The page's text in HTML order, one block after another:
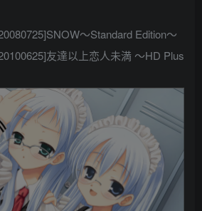
～Standard Edition～
友達以上恋人未満 ～HD Plus